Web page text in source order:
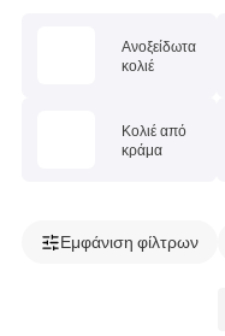
Ανοξείδωτα
κολιέ
Κολιέ από
κράμα
Εμφάνιση φίλτρων